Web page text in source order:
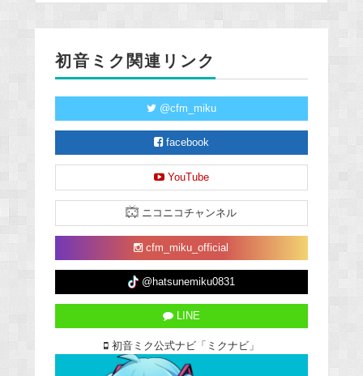
初音ミク関連リンク
@cfm_miku
facebook
YouTube
ニコニコチャンネル
cfm_miku_official
@hatsunemiku0831
LINE
初音ミク公式ナビ「ミクナビ」